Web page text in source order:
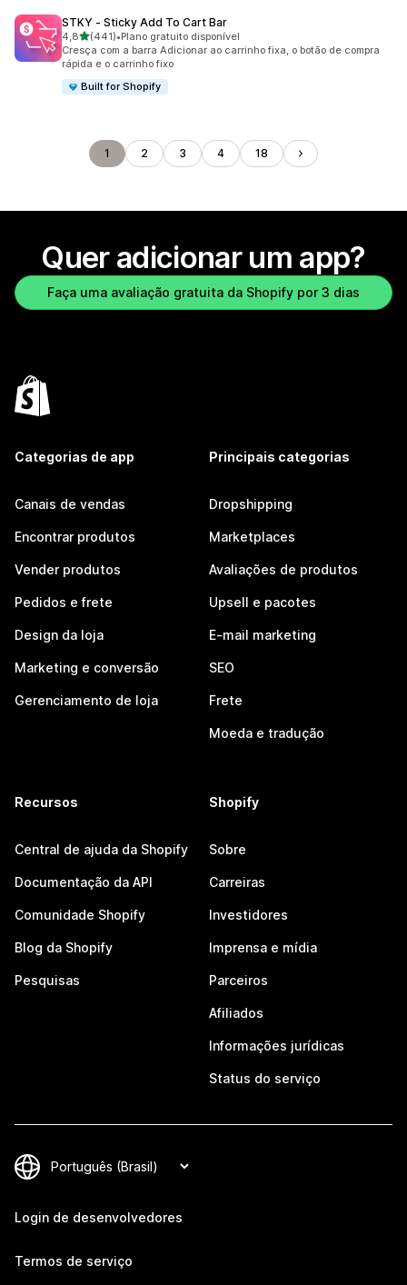
STKY ‑ Sticky Add To Cart Bar
4,8de 5 estrelas
(441)
441 avaliações ao todo
•Plano gratuito disponível
Cresça com a barra Adicionar ao carrinho fixa, o botão de compra
rápida e o carrinho fixo
Built for Shopify
1 2 3 4 18
Quer adicionar um app?
Faça uma avaliação gratuita da Shopify por 3 dias
Categorias de app
Canais de vendas
Encontrar produtos
Vender produtos
Pedidos e frete
Design da loja
Marketing e conversão
Gerenciamento de loja
Principais categorias
Dropshipping
Marketplaces
Avaliações de produtos
Upsell e pacotes
E-mail marketing
SEO
Frete
Moeda e tradução
Recursos
Central de ajuda da Shopify
Documentação da API
Comunidade Shopify
Blog da Shopify
Pesquisas
Shopify
Sobre
Carreiras
Investidores
Imprensa e mídia
Parceiros
Afiliados
Informações jurídicas
Status do serviço
Login de desenvolvedores
Termos de serviço